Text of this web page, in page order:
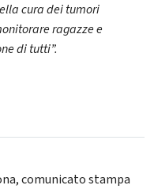
cura dei tumori
ragazze e
di tutti”.
,comunicato stampa